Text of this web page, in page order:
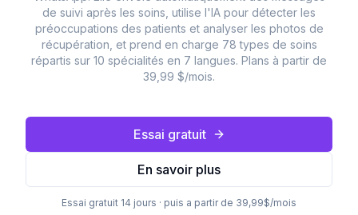
de suivi après les soins, utilise l'IA pour détecter les
préoccupations des patients et analyser les photos de
récupération, et prend en charge 78 types de soins
répartis sur 10 spécialités en 7 langues. Plans à partir de
39,99 $/mois.
Essai gratuit
En savoir plus
Essai gratuit 14 jours · puis a partir de 39,99$/mois